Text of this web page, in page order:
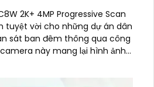
2K+ 4MP Progressive Scan
tuyệt vời cho những dự án dân
này mang lại hình ảnh